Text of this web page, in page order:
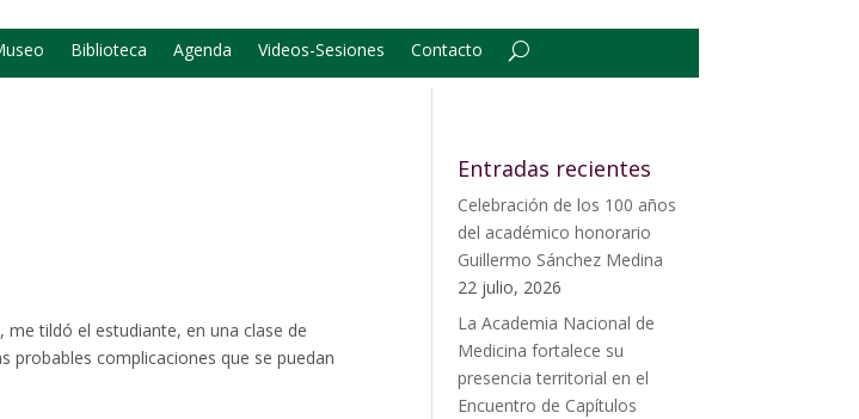
Biblioteca Agenda Videos-Sesiones Contacto
tildó el estudiante, en una clase de
probables complicaciones que se puedan
Entradas recientes
Celebración de los 100 años
del académico honorario
Guillermo Sánchez Medina
22 julio, 2026
La Academia Nacional de
Medicina fortalece su
presencia territorial en el
Encuentro de Capítulos